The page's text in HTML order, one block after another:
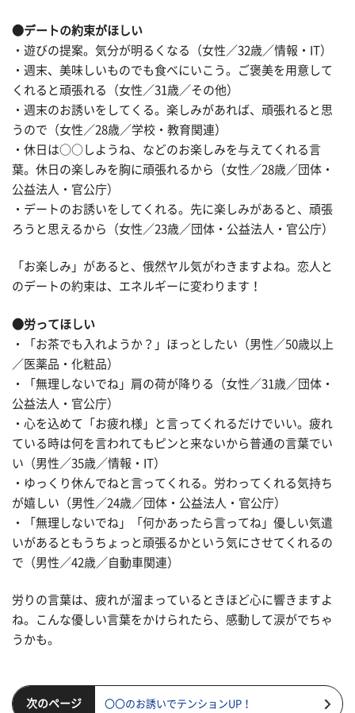
●デートの約束がほしい
・遊びの提案。気分が明るくなる（女性／32歳／情報・IT）
・週末、美味しいものでも食べにいこう。ご褒美を用意して
くれると頑張れる（女性／31歳／その他）
・週末のお誘いをしてくる。楽しみがあれば、頑張れると思
うので（女性／28歳／学校・教育関連）
・休日は○○しようね、などのお楽しみを与えてくれる言
葉。休日の楽しみを胸に頑張れるから（女性／28歳／団体・
公益法人・官公庁）
・デートのお誘いをしてくれる。先に楽しみがあると、頑張
ろうと思えるから（女性／23歳／団体・公益法人・官公庁）
「お楽しみ」があると、俄然ヤル気がわきますよね。恋人と
のデートの約束は、エネルギーに変わります！
●労ってほしい
・「お茶でも入れようか？」ほっとしたい（男性／50歳以上
／医薬品・化粧品）
・「無理しないでね」肩の荷が降りる（女性／31歳／団体・
公益法人・官公庁）
・心を込めて「お疲れ様」と言ってくれるだけでいい。疲れ
ている時は何を言われてもピンと来ないから普通の言葉でい
い（男性／35歳／情報・IT）
・ゆっくり休んでねと言ってくれる。労わってくれる気持ち
が嬉しい（男性／24歳／団体・公益法人・官公庁）
・「無理しないでね」「何かあったら言ってね」優しい気遣
いがあるともうちょっと頑張るかという気にさせてくれるの
で（男性／42歳／自動車関連）
労りの言葉は、疲れが溜まっているときほど心に響きますよ
ね。こんな優しい言葉をかけられたら、感動して涙がでちゃ
うかも。
次のページ 〇〇のお誘いでテンションUP！